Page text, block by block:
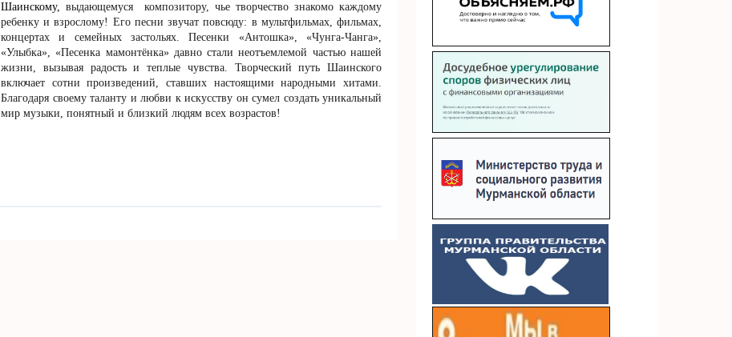
Шаинскому, выдающемуся композитору, чье творчество знакомо каждому
ребенку и взрослому! Его песни звучат повсюду: в мультфильмах, фильмах,
концертах и семейных застольях. Песенки «Антошка», «Чунга-Чанга»,
«Улыбка», «Песенка мамонтёнка» давно стали неотъемлемой частью нашей
жизни, вызывая радость и теплые чувства. Творческий путь Шаинского
включает сотни произведений, ставших настоящими народными хитами.
Благодаря своему таланту и любви к искусству он сумел создать уникальный
мир музыки, понятный и близкий людям всех возрастов!